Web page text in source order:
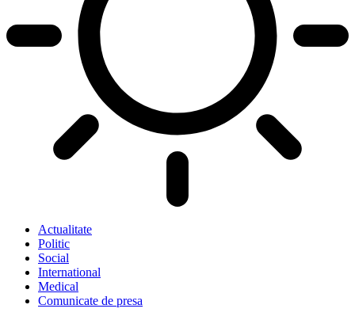
Actualitate
Politic
Social
International
Medical
Comunicate de presa